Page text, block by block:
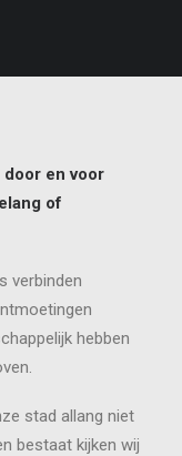
en voor
of
verbinden
hebben
stad allang niet
bestaat kijken wij